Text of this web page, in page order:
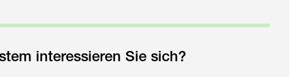
interessieren Sie sich?